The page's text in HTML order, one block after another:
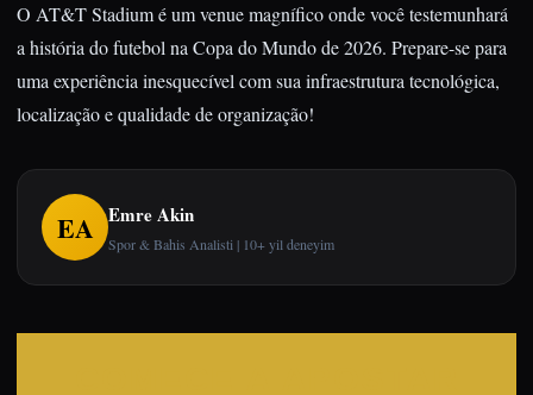
O AT&T Stadium é um venue magnífico onde você testemunhará
a história do futebol na Copa do Mundo de 2026. Prepare-se para
uma experiência inesquecível com sua infraestrutura tecnológica,
localização e qualidade de organização!
EA Emre Akin
Spor & Bahis Analisti | 10+ yil deneyim